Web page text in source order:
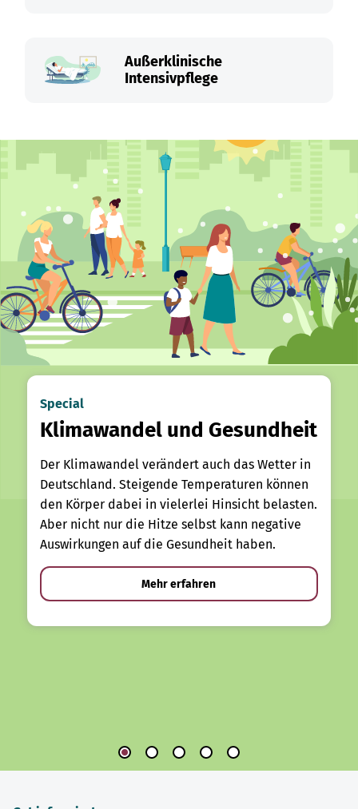
Außerklinische
Intensivpflege
Special
Klimawandel und Gesundheit
Der Klimawandel verändert auch das Wetter in
Deutschland. Steigende Temperaturen können
den Körper dabei in vielerlei Hinsicht belasten.
Aber nicht nur die Hitze selbst kann negative
Auswirkungen auf die Gesundheit haben.
Mehr erfahren